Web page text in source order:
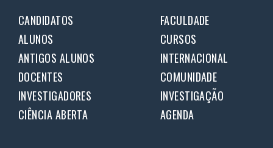
CANDIDATOS
FACULDADE
ALUNOS
CURSOS
ANTIGOS ALUNOS
INTERNACIONAL
DOCENTES
COMUNIDADE
INVESTIGADORES
INVESTIGAÇÃO
CIÊNCIA ABERTA
AGENDA